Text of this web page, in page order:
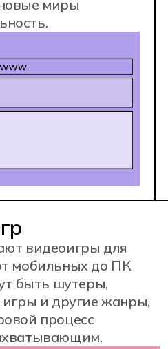
данных
для AR-